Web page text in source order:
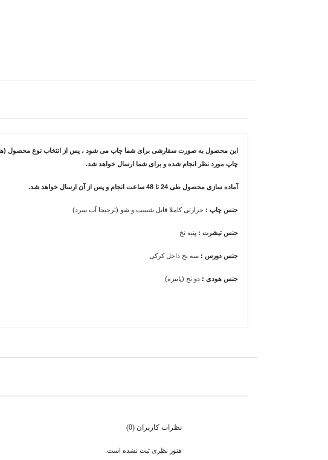
این محصول به صورت سفارشی برای شما چاپ می شود ، پس از انتخاب نوع محصول
چاپ مورد نظر انجام شده و برای شما ارسال خواهد شد.
آماده سازی محصول طی 24 تا 48 ساعت انجام و پس از آن ارسال خواهد شد.
جنس چاپ : حرارتی کاملا قابل شست و شو (ترجیحا آب سرد)
جنس تیشرت : پنبه نخ
جنس دورس : سه نخ داخل کرکی
جنس هودی : دو نخ (پاییزه)
نظرات کاربران (0)
هنوز نظری ثبت نشده است.